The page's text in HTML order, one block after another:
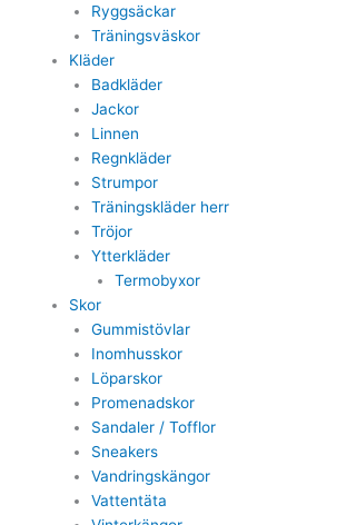
Ryggsäckar
Träningsväskor
Kläder
Badkläder
Jackor
Linnen
Regnkläder
Strumpor
Träningskläder herr
Tröjor
Ytterkläder
Termobyxor
Skor
Gummistövlar
Inomhusskor
Löparskor
Promenadskor
Sandaler / Tofflor
Sneakers
Vandringskängor
Vattentäta